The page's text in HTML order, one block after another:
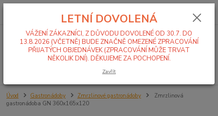
Menu
0,00 Kč
Úvod Gastronádoby Zmrzlinové gastronádoby
Zmrzlinová
gastronádoba GN 360x165x120
LETNÍ DOVOLENÁ
VÁŽENÍ ZÁKAZNÍCI, Z DŮVODU DOVOLENÉ OD 30.7. DO
13.8.2026 (VČETNĚ) BUDE ZNAČNĚ OMEZENÉ ZPRACOVÁNÍ
PŘIJATÝCH OBJEDNÁVEK (ZPRACOVÁNÍ MŮŽE TRVAT
NĚKOLIK DNÍ). DĚKUJEME ZA POCHOPENÍ.
Zavřít